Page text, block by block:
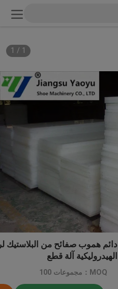
1
/
1
دائم هموب صفائح من البلاستيك
الهيدروليكية آلة قطع
MOQ：مجموعات 100